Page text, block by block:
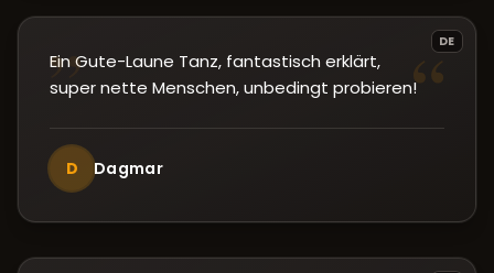
DE
“
”
Ein Gute-Laune Tanz, fantastisch erklärt,
super nette Menschen, unbedingt probieren!
D Dagmar